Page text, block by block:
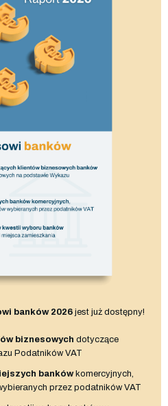
banków 2026 jest już dostępny!
biznesowych dotyczące
Podatników VAT
bankówkomercyjnych,
przez podatników VAT